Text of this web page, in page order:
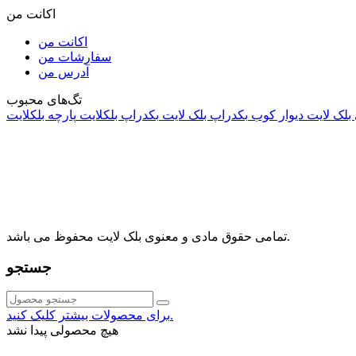
اکانت من
اکانت من
سفارشات من
آدرس من
تگ‌های محبوب
بلک لایت دیوار کوب بکدراپ بلک لایت بکدراپ بلکلایت پارچه بلکلایت
تمامی حقوق مادی و معنوی بلک لایت محفوظ می باشد.
جستجو
برای محصولات بیشتر کلیک کنید.
هیچ محصولی پیدا نشد